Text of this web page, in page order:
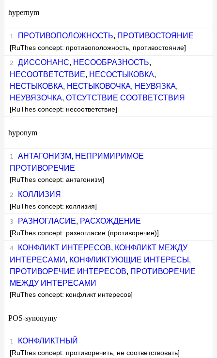
hypernym
ПРОТИВОПОЛОЖНОСТЬ, ПРОТИВОСТОЯНИЕ
[RuThes concept: противоположность, противостояние]
ДИССОНАНС, НЕСООБРАЗНОСТЬ,
НЕСООТВЕТСТВИЕ, НЕСОСТЫКОВКА,
НЕСТЫКОВКА, НЕСТЫКОВОЧКА, НЕУВЯЗКА,
НЕУВЯЗОЧКА,ОТСУТСТВИЕ СООТВЕТСТВИЯ
[RuThes concept: несоответствие]
hyponym
АНТАГОНИЗМ, НЕПРИМИРИМОЕ
ПРОТИВОРЕЧИЕ
[RuThes concept: антагонизм]
КОЛЛИЗИЯ
[RuThes concept: коллизия]
РАЗНОГЛАСИЕ, РАСХОЖДЕНИЕ
[RuThes concept: разногласие (противоречие)]
КОНФЛИКТ ИНТЕРЕСОВ, КОНФЛИКТ МЕЖДУ
ИНТЕРЕСАМИ , КОНФЛИКТУЮЩИЕ ИНТЕРЕСЫ ,
ПРОТИВОРЕЧИЕ ИНТЕРЕСОВ, ПРОТИВОРЕЧИЕ
МЕЖДУ ИНТЕРЕСАМИ
[RuThes concept: конфликт интересов]
POS-synonymy
КОНФЛИКТНЫЙ
[RuThes concept: противоречить, не соответствовать]